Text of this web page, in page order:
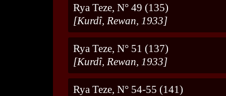
Rya Teze, N° 49 (135)
[Kurdî, Rewan, 1933]
Rya Teze, N° 51 (137)
[Kurdî, Rewan, 1933]
Rya Teze, N° 54-55 (141)